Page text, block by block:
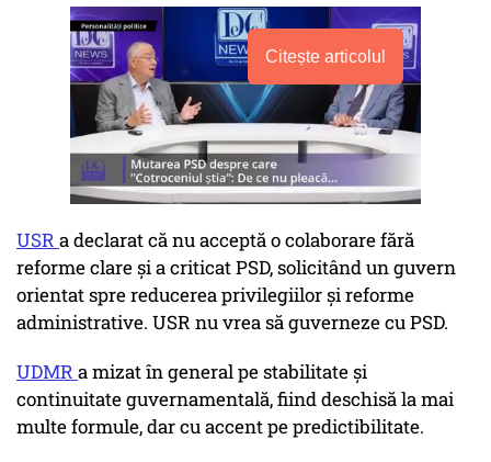
Citește articolul
USR a declarat că nu acceptă o colaborare fără
reforme clare și a criticat PSD, solicitând un guvern
orientat spre reducerea privilegiilor și reforme
administrative. USR nu vrea să guverneze cu PSD.
UDMR a mizat în general pe stabilitate și
continuitate guvernamentală, fiind deschisă la mai
multe formule, dar cu accent pe predictibilitate.